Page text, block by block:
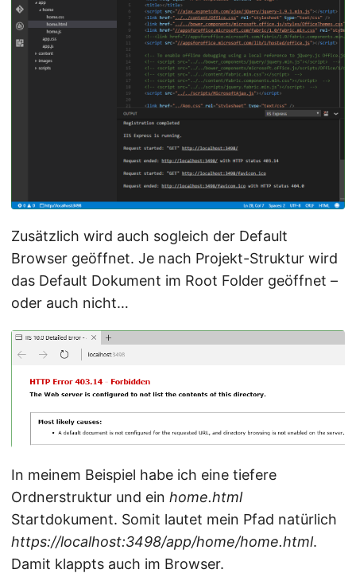
Zusätzlich wird auch sogleich der Default
Browser geöffnet. Je nach Projekt-Struktur wird
das Default Dokument im Root Folder geöffnet –
oder auch nicht…
In meinem Beispiel habe ich eine tiefere
Ordnerstruktur und ein home.html
Startdokument. Somit lautet mein Pfad natürlich
https://localhost:3498/app/home/home.html.
Damit klappts auch im Browser.